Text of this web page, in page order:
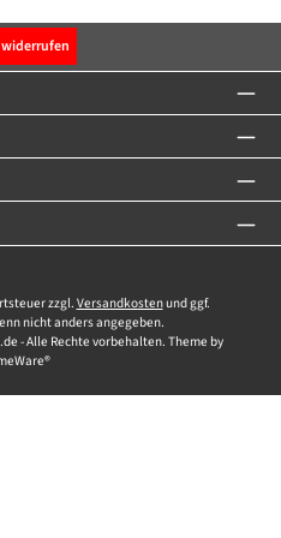
widerrufen
zzgl. Versandkostenund ggf.
nicht anders angegeben.
- Alle Rechte vorbehalten. Theme by